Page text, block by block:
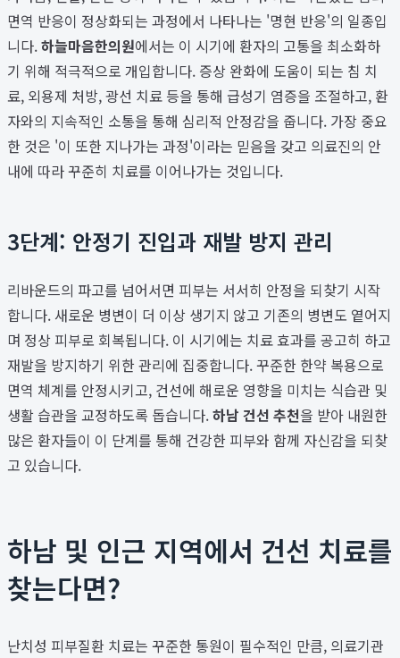
면역 반응이 정상화되는 과정에서 나타나는 '명현 반응'의 일종입
니다.하늘마음한의원에서는 이 시기에 환자의 고통을 최소화하
기 위해 적극적으로 개입합니다. 증상 완화에 도움이 되는 침 치
료, 외용제 처방, 광선 치료 등을 통해 급성기 염증을 조절하고, 환
자와의 지속적인 소통을 통해 심리적 안정감을 줍니다. 가장 중요
한 것은 '이 또한 지나가는 과정'이라는 믿음을 갖고 의료진의 안
내에 따라 꾸준히 치료를 이어나가는 것입니다.
3단계: 안정기 진입과 재발 방지 관리
리바운드의 파고를 넘어서면 피부는 서서히 안정을 되찾기 시작
합니다. 새로운 병변이 더 이상 생기지 않고 기존의 병변도 옅어지
며 정상 피부로 회복됩니다. 이 시기에는 치료 효과를 공고히 하고
재발을 방지하기 위한 관리에 집중합니다. 꾸준한 한약 복용으로
면역 체계를 안정시키고, 건선에 해로운 영향을 미치는 식습관 및
생활 습관을 교정하도록 돕습니다.하남 건선 추천을 받아 내원한
많은 환자들이 이 단계를 통해 건강한 피부와 함께 자신감을 되찾
고 있습니다.
하남 및 인근 지역에서 건선 치료를
찾는다면?
난치성 피부질환 치료는 꾸준한 통원이 필수적인 만큼, 의료기관